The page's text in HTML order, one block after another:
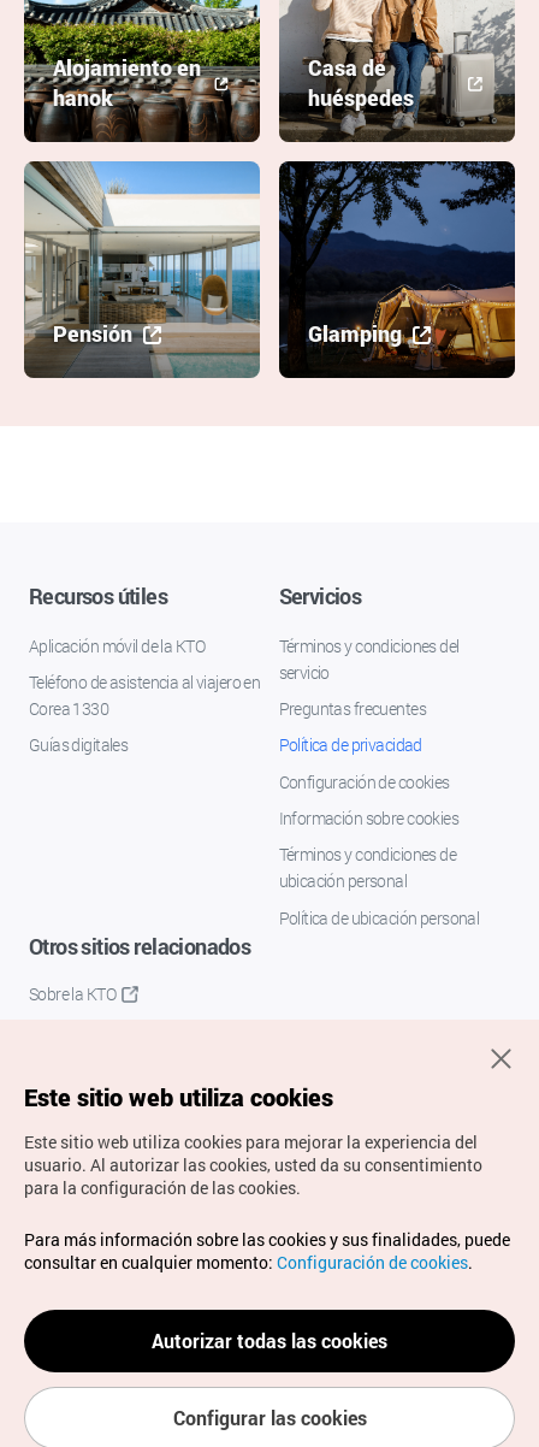
Alojamiento en
hanok
Casa de
huéspedes
Pensión Glamping
Recursos útiles
Aplicación móvil de la KTO
Teléfono de asistencia al viajero en
Corea 1330
Guías digitales
Servicios
Términos y condiciones del
servicio
Preguntas frecuentes
Política de privacidad
Configuración de cookies
Información sobre cookies
Términos y condiciones de
ubicación personal
Política de ubicación personal
Otros sitios relacionados
Sobre la KTO
Copyrights © Organización de Turismo de Corea. Todos los
derechos reservados.
Para informes de errores y cuestiones relacionadas con el
sitio web, dirija sus consultas al correoelectrónico oficial:
spanish@knto.or.kr
Este sitio web utiliza cookies
Este sitio web utiliza cookies para mejorar la experiencia del
usuario. Al autorizar las cookies, usted da su consentimiento
para la configuración de las cookies.
Para más información sobre las cookies y sus finalidades, puede
consultar en cualquier momento: Configuración de cookies.
Autorizar todas las cookies
Configurar las cookies